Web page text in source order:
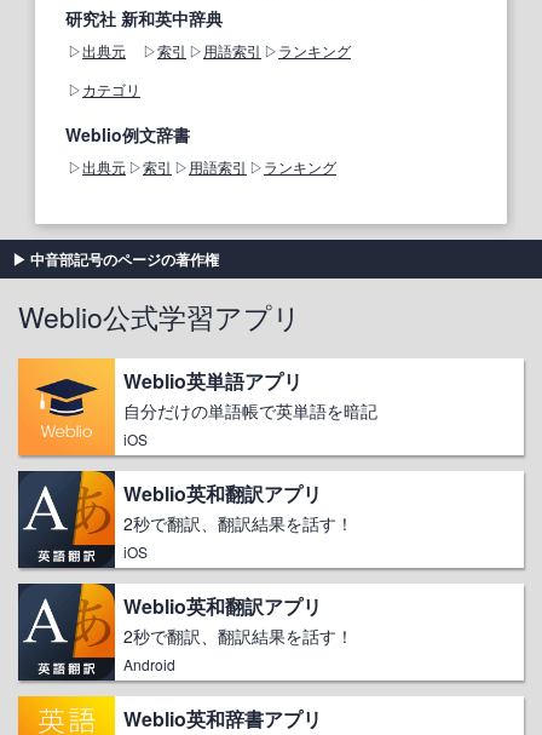
研究社 新和英中辞典
出典元 索引 用語索引
ランキング
カテゴリ
Weblio例文辞書
出典元 索引 用語索引 ランキング
中音部記号のページの著作権
Weblio公式学習アプリ
Weblio英単語アプリ
自分だけの単語帳で英単語を暗記
iOS
Weblio英和翻訳アプリ
2秒で翻訳、翻訳結果を話す！
iOS
Weblio英和翻訳アプリ
2秒で翻訳、翻訳結果を話す！
Android
Weblio英和辞書アプリ